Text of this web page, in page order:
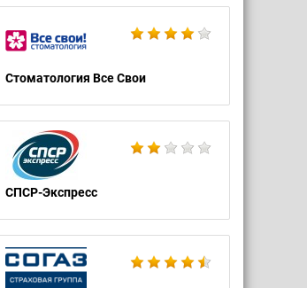
Стоматология Все Свои
СПСР-Экспресс